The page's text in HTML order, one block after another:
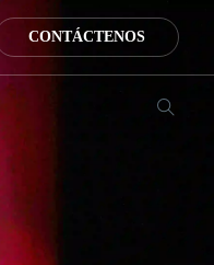
CONTÁCTENOS